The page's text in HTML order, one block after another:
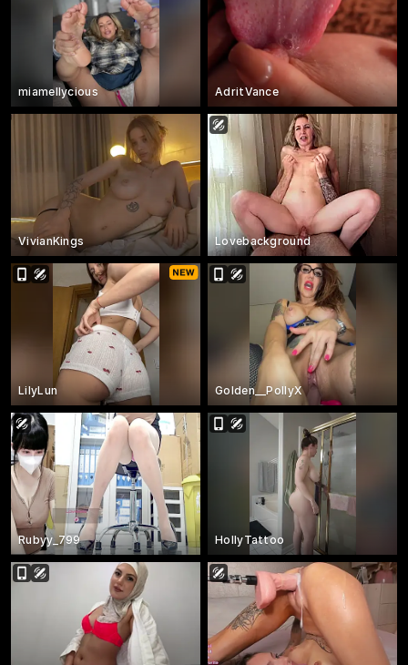
miamellycious AdritVance
VivianKings Lovebackground
LilyLun Golden__PollyX
Rubyy_799 HollyTattoo